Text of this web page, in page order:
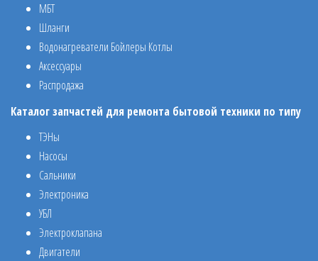
МБТ
Шланги
Водонагреватели Бойлеры Котлы
Аксессуары
Распродажа
Каталог запчастей для ремонта бытовой техники по типу
ТЭНы
Насосы
Сальники
Электроника
УБЛ
Электроклапана
Двигатели